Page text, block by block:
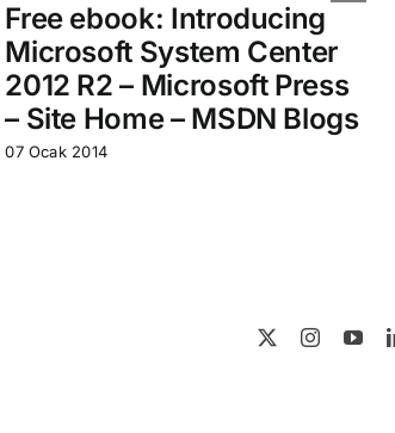
Free ebook: Introducing
Microsoft System Center
2012 R2 – Microsoft Press
– Site Home – MSDN Blogs
07 Ocak 2014